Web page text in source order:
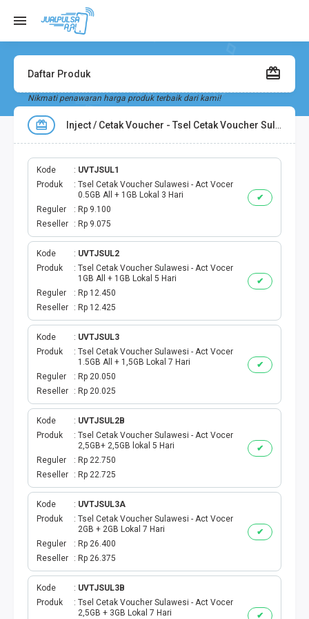
Daftar Produk
Nikmati penawaran harga produk terbaik dari kami!
Inject / Cetak Voucher - Tsel Cetak Voucher Sulawesi
✔
Kode
UVTJSUL1
Produk
Tsel Cetak Voucher Sulawesi - Act Vocer
0.5GB All + 1GB Lokal 3 Hari
Reguler
Rp 9.100
Reseller
Rp 9.075
✔
Kode
UVTJSUL2
Produk
Tsel Cetak Voucher Sulawesi - Act Vocer
1GB All + 1GB Lokal 5 Hari
Reguler
Rp 12.450
Reseller
Rp 12.425
✔
Kode
UVTJSUL3
Produk
Tsel Cetak Voucher Sulawesi - Act Vocer
1.5GB All + 1,5GB Lokal 7 Hari
Reguler
Rp 20.050
Reseller
Rp 20.025
✔
Kode
UVTJSUL2B
Produk
Tsel Cetak Voucher Sulawesi - Act Vocer
2,5GB+ 2,5GB lokal 5 Hari
Reguler
Rp 22.750
Reseller
Rp 22.725
✔
Kode
UVTJSUL3A
Produk
Tsel Cetak Voucher Sulawesi - Act Vocer
2GB + 2GB Lokal 7 Hari
Reguler
Rp 26.400
Reseller
Rp 26.375
✔
Kode
UVTJSUL3B
Produk
Tsel Cetak Voucher Sulawesi - Act Vocer
2,5GB + 3GB Lokal 7 Hari